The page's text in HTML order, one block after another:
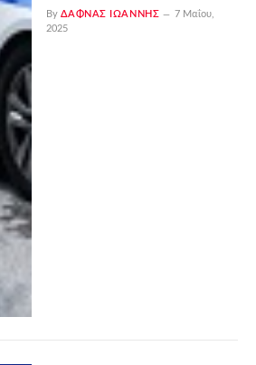
By ΔΑΦΝΆΣ ΙΩΆΝΝΗΣ
7 Μαΐου,
2025